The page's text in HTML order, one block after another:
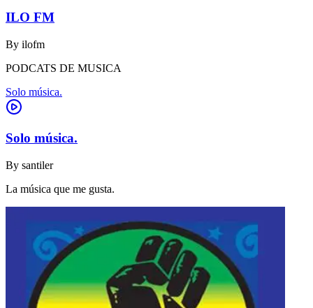
ILO FM
By ilofm
PODCATS DE MUSICA
Solo música.
Solo música.
By santiler
La música que me gusta.